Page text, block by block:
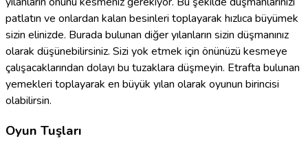
patlatın ve onlardan kalan besinleri toplayarak hızlıca büyümek
sizin elinizde. Burada bulunan diğer yılanların sizin düşmanınız
olarak düşünebilirsiniz. Sizi yok etmek için önünüzü kesmeye
çalışacaklarından dolayı bu tuzaklara düşmeyin. Etrafta bulunan
yemekleri toplayarak en büyük yılan olarak oyunun birincisi
olabilirsin.
Oyun Tuşları